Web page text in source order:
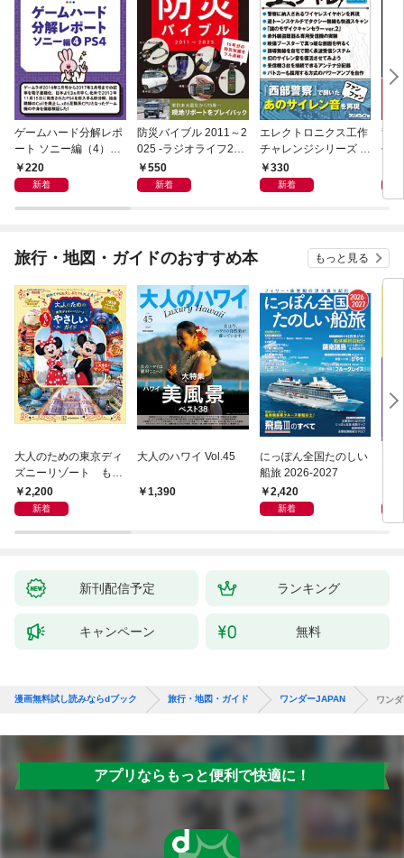
ゲームハード分解レポ
ート ソニー編（4）PS
4 －ゲームラボアーカ
イブス－
220
新着
防災バイブル 2011～2
025 -ラジオライフ202
6年４月号特別付録
《電子版》-
550
新着
エレクトロニクス工作
チャレンジシリーズ C
LASSICS 2001
330
新着
警
作
ス］
旅行・地図・ガイドのおすすめ本 もっと見る
大人のための東京ディ
ズニーリゾート もっ
とやさしいガイド
2,200
新着
大人のハワイ Vol.45
1,390
にっぽん全国たのしい
船旅 2026-2027
2,420
新着
新刊配信予定 ランキング
キャンペーン 無料
漫画無料試し読みならdブック 旅行・地図・ガイド ワンダーJAPAN ワン
アプリならもっと便利で快適に！